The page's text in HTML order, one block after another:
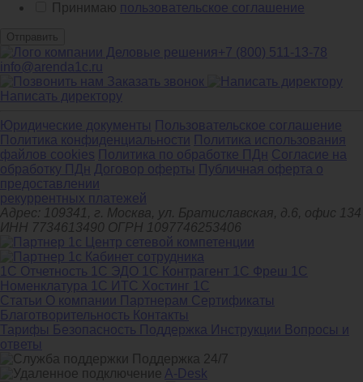
Принимаю пользовательское соглашение
Отправить
+7 (800) 511-13-78
info@arenda1c.ru
Заказать звонок
Написать директору
Юридические документы Пользовательское соглашение
Политика конфиденциальности Политика использования
файлов cookies Политика по обработке ПДн Cогласие на
обработку ПДн Договор оферты Публичная оферта о
предоставлении
рекуррентных платежей
Адрес: 109341, г. Москва, ул. Братиславская, д.6, офис 134
ИНН 7734613490 ОГРН 1097746253406
1С Отчетность 1С ЭДО 1С Контрагент 1С Фреш
1С
Номенклатура 1С ИТС Хостинг 1С
Статьи О компании Партнерам Сертификаты
Благотворительность Контакты
Тарифы Безопасность Поддержка Инструкции Вопросы и
ответы
Поддержка 24/7
A-Desk